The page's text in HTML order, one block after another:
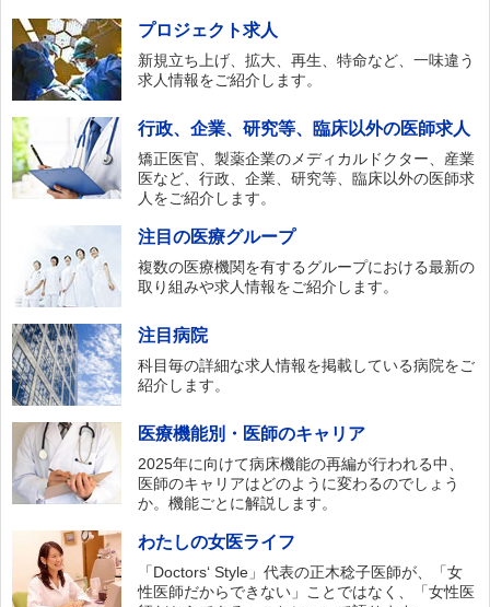
プロジェクト求人
新規立ち上げ、拡大、再生、特命など、一味違う
求人情報をご紹介します。
行政、企業、研究等、臨床以外の医師求人
矯正医官、製薬企業のメディカルドクター、産業
医など、行政、企業、研究等、臨床以外の医師求
人をご紹介します。
注目の医療グループ
複数の医療機関を有するグループにおける最新の
取り組みや求人情報をご紹介します。
注目病院
科目毎の詳細な求人情報を掲載している病院をご
紹介します。
医療機能別・医師のキャリア
2025年に向けて病床機能の再編が行われる中、
医師のキャリアはどのように変わるのでしょう
か。機能ごとに解説します。
わたしの女医ライフ
「Doctors‘ Style」代表の正木稔子医師が、「女
性医師だからできない」ことではなく、「女性医